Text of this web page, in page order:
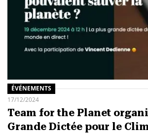
ÉVÉNEMENTS
17/12/2024
Team for the Planet
Grande Dictée pour le